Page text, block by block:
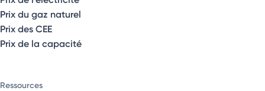
Prix du gaz naturel
Prix des CEE
Prix de la capacité
Ressources